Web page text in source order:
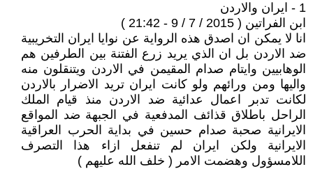
1 - ايران والاردن
ابن الفراتين ( 2015 / 7 / 9 - 21:42 )
انا لا يمكن ان اصدق هذه الرواية عن نوايا ايران التخريبية
ضد الاردن بل ان الذي يريد زرع الفتنة بين الطرفين هم
الوهابيين وايتام صدام المقيمن في الاردن ويتنقلون منه
واليها ومن ورائهم ولو كانت ايران تريد الاضرار بالاردن
لكانت تدبر اعمال عدائية ضد الاردن منذ قيام الملك
الراحل باطلاق قذائف المدفعية في الجبهة ضد المواقع
الايرانية صحبة صدام حسين في بداية الحرب العراقية
الايرانية ولكن ايران لم تنفعل ازاء هذا التصرف
اللامسؤول وهضمت الامر ( خلف الله عليهم )